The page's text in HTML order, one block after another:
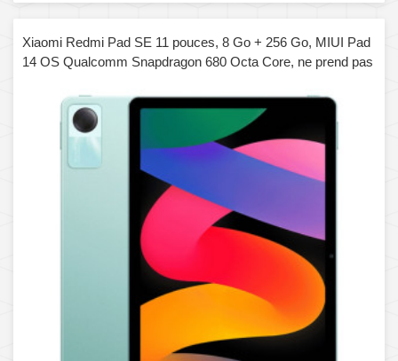
Xiaomi Redmi Pad SE 11 pouces, 8 Go + 256 Go, MIUI Pad
14 OS Qualcomm Snapdragon 680 Octa Core, ne prend pas